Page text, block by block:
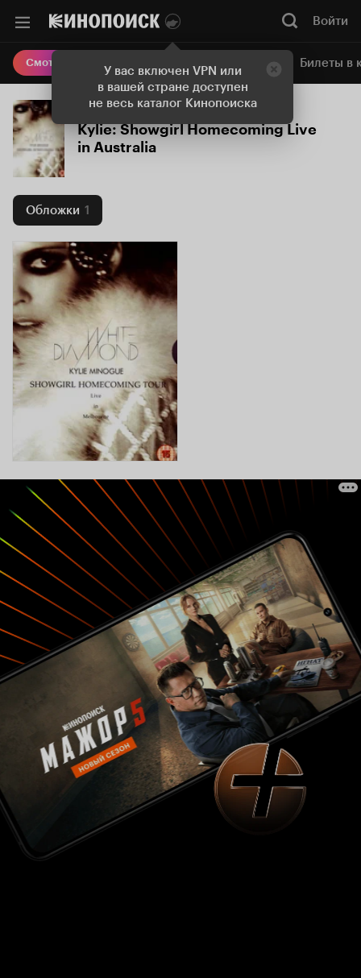
У вас включен VPN или
в вашей стране доступен
не весь каталог Кинопоиска
Войти
Смотреть кино Онлайн-кинотеатр Билеты в
Kylie: Showgirl Homecoming Live
in Australia
Обложки 1